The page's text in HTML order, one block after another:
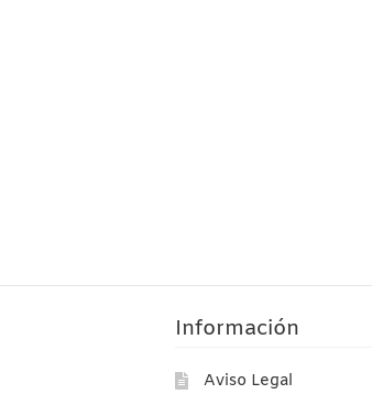
Información
Aviso Legal